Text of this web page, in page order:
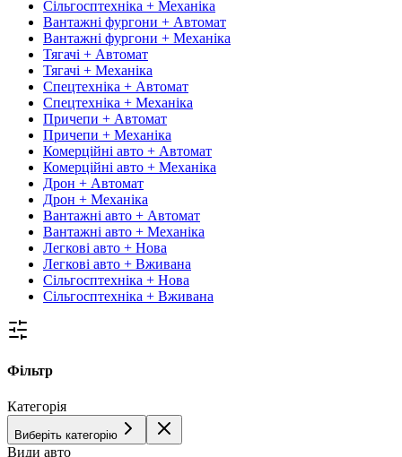
Сільгосптехніка + Механіка
Вантажні фургони + Автомат
Вантажні фургони + Механіка
Тягачі + Автомат
Тягачі + Механіка
Спецтехніка + Автомат
Спецтехніка + Механіка
Причепи + Автомат
Причепи + Механіка
Комерційні авто + Автомат
Комерційні авто + Механіка
Дрон + Автомат
Дрон + Механіка
Вантажні авто + Автомат
Вантажні авто + Механіка
Легкові авто + Нова
Легкові авто + Вживана
Сільгосптехніка + Нова
Сільгосптехніка + Вживана
Фільтр
Категорія
Виберіть категорію
Види авто